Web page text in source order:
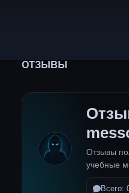
ОТЗЫВЫ
Отзывы
учебные
Всего: